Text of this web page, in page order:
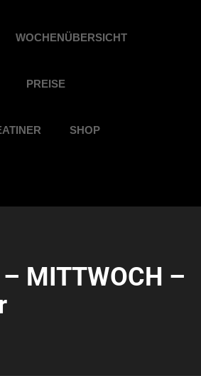
WOCHENÜBERSICHT
PREISE
SHOP
MITTWOCH –